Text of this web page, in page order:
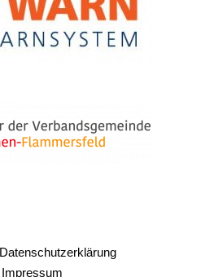
Datenschutzerklärung
Impressum